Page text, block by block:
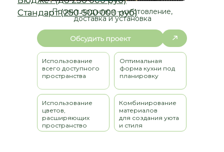
Проект под ключ - изготовление,
доставка и установка
Комбинирование
материалов
для создания уюта
и стиля
Использование
цветов,
расширяющих
пространство
Оптимальная
форма кухни под
планировку
Использование
всего доступного
пространства